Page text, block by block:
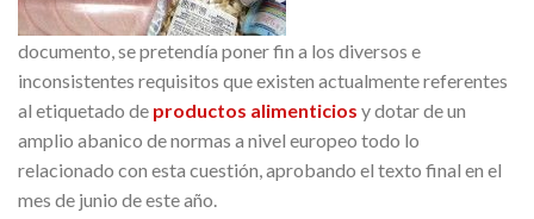
documento, se pretendía poner fin a los diversos e
inconsistentes requisitos que existen actualmente referentes
al etiquetado de productos alimenticios y dotar de un
amplio abanico de normas a nivel europeo todo lo
relacionado con esta cuestión, aprobando el texto final en el
mes de junio de este año.